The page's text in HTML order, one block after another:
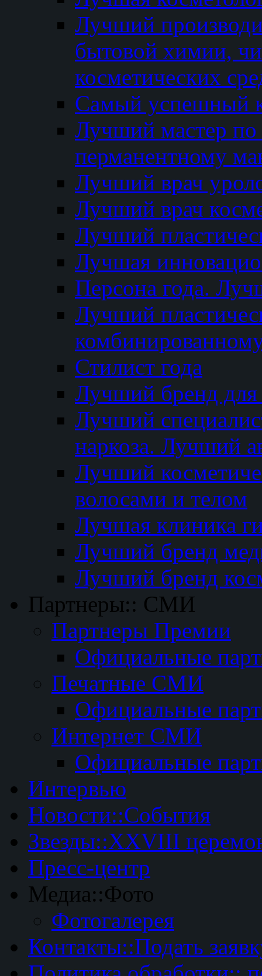
Лучший
бытовой химии,
косметических
Самый успешный
Лучший мастер по
перманентному
Лучший врач
Лучший врач
Лучший
Лучшая
Персона года.
Лучший
Стилист года
Лучший бренд
Лучший
наркоза. Лучший
Лучший
волосами и телом
Лучшая клиника
Лучший бренд
Лучший бренд
Партнеры:: СМИ
Партнеры Премии
Официальные
Печатные СМИ
Официальные
Интернет СМИ
Официальные
Интервью
Новости::События
Звезды::XXVIII
Пресс-центр
Медиа::Фото
Фотогалерея
Контакты::Подать